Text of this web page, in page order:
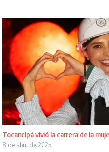
Tocancipá vivió la carrera de la
8 de abril de 2025